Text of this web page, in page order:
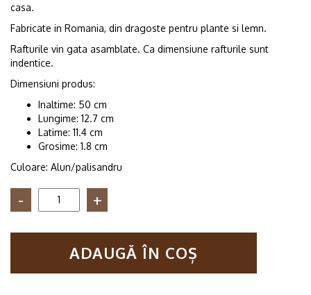
casa.
Fabricate in Romania, din dragoste pentru plante si lemn.
Rafturile vin gata asamblate. Ca dimensiune rafturile sunt
indentice.
Dimensiuni produs:
Inaltime: 50 cm
Lungime: 12.7 cm
Latime: 11.4 cm
Grosime: 1.8 cm
Culoare: Alun/palisandru
Cantitate
rafturi
Got
ADAUGĂ ÎN COȘ